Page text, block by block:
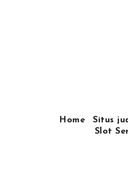
Home Situs
Slot